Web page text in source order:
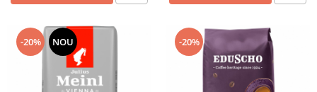
-20% NOU -20%